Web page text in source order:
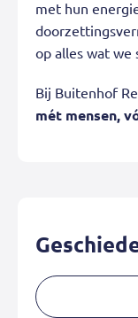
met hun
op alles wat we
Bij Buitenhof
mét mensen,